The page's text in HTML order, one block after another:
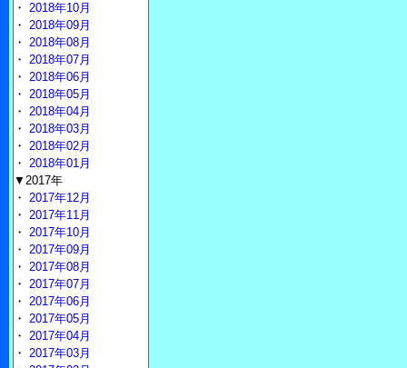
・ 2018年10月
・ 2018年09月
・ 2018年08月
・ 2018年07月
・ 2018年06月
・ 2018年05月
・ 2018年04月
・ 2018年03月
・ 2018年02月
・ 2018年01月
▼2017年
・ 2017年12月
・ 2017年11月
・ 2017年10月
・ 2017年09月
・ 2017年08月
・ 2017年07月
・ 2017年06月
・ 2017年05月
・ 2017年04月
・ 2017年03月